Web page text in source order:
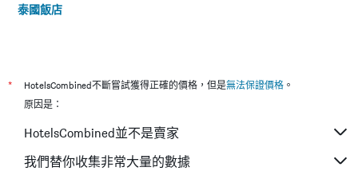
泰國飯店
* HotelsCombined不斷嘗試獲得正確的價格，但是無法保證價格 。
原因是：
HotelsCombined並不是賣家
我們替你收集非常大量的數據